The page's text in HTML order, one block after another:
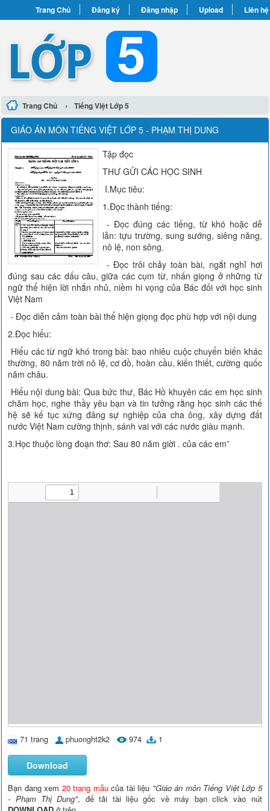
Trang Chủ Đăng ký Đăng nhập Upload Liên hệ
Trang Chủ › Tiếng Việt Lớp 5
GIÁO ÁN MÔN TIẾNG VIỆT LỚP 5 - PHẠM THỊ DUNG
Tập đọc
THƯ GỬI CÁC HỌC SINH
I.Mục tiêu:
1.Đọc thành tiếng:
- Đọc đúng các tiếng, từ khó hoặc dễ
lẫn: tựu trường, sung sướng, siêng năng,
nô lệ, non sông.
- Đọc trôi chảy toàn bài, ngắt nghỉ hơi
đúng sau các dấu câu, giữa các cụm từ, nhấn giọng ở những từ
ngữ thể hiện lời nhắn nhủ, niềm hi vọng của Bác đối với học sinh
Việt Nam
- Đọc diễn cảm toàn bài thể hiện giọng đọc phù hợp với nội dung
2.Đọc hiểu:
Hiểu các từ ngữ khó trong bài: bao nhiêu cuộc chuyển biến khác
thường, 80 năm trời nô lệ, cơ đồ, hoàn cầu, kiến thiết, cường quốc
năm châu.
Hiểu nội dung bài: Qua bức thư, Bác Hồ khuyên các em học sinh
chăm học, nghe thầy yêu bạn và tin tưởng rằng học sinh các thế
hệ sẽ kế tục xứng đâng sự nghiệp của cha ông, xây dựng đất
nước Việt Nam cường thịnh, sánh vai với các nước giàu mạnh.
3.Học thuộc lòng đoạn thơ: Sau 80 năm giời . của các em”
71 trang phuonght2k2 974 1
Download
Bạn đang xem 20 trang mẫucủa tài liệu "Giáo án môn Tiếng Việt Lớp 5
- Phạm Thị Dung", để tải tài liệu gốc về máy bạn click vào nút